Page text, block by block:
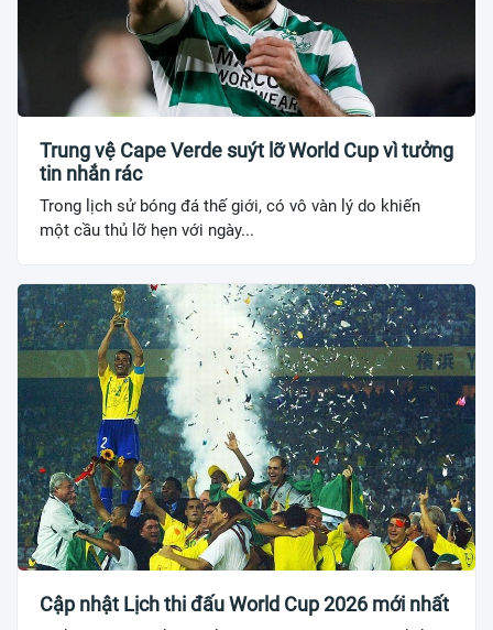
Trung vệ Cape Verde suýt lỡ World Cup vì tưởng
tin nhắn rác
Trong lịch sử bóng đá thế giới, có vô vàn lý do khiến
một cầu thủ lỡ hẹn với ngày...
Cập nhật Lịch thi đấu World Cup 2026 mới nhất